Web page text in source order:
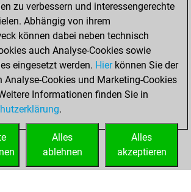
Montag,
November 30,
2020
You played 336
slow games
Play
You scored
slow games
zu verbessern und interessengerechte
Abhängig von ihrem
können dabei neben technisch
auch Analyse-Cookies sowie
eingesetzt werden. Hierkönnen Sie der
Analyse-Cookies und Marketing-Cookies
Informationen finden Sie in
.
Alles
akzeptieren
Alles
ablehnen